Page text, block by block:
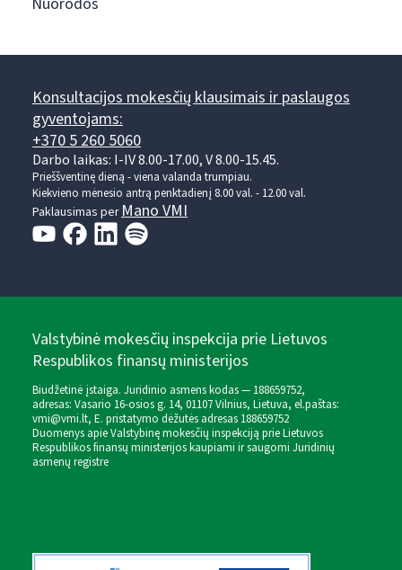
Konsultacijos mokesčių klausimais ir paslaugos
gyventojams:
+370 5 260 5060
Darbo laikas: I-IV 8.00-17.00, V 8.00-15.45.
Prieššventinę dieną - viena valanda trumpiau.
Kiekvieno mėnesio antrą penktadienį 8.00 val. - 12.00 val.
Paklausimas per Mano VMI
Valstybinė mokesčių inspekcija prie Lietuvos
Respublikos finansų ministerijos
Biudžetinė įstaiga. Juridinio asmens kodas — 188659752,
adresas: Vasario 16-osios g. 14, 01107 Vilnius, Lietuva, el.paštas:
vmi@vmi.lt, E. pristatymo dėžutės adresas 188659752
Duomenys apie Valstybinę mokesčių inspekciją prie Lietuvos
Respublikos finansų ministerijos kaupiami ir saugomi Juridinių
asmenų registre